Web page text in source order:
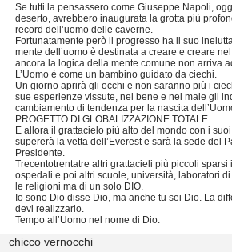
Se tutti la pensassero come Giuseppe Napoli,
deserto, avrebbero inaugurata la grotta più
record dell’uomo delle caverne.
Fortunatamente però il progresso ha il suo
mente dell’uomo è destinata a creare e creare
ancora la logica della mente comune non arriva
L’Uomo è come un bambino guidato da ciechi.
Un giorno aprirà gli occhi e non saranno più i
sue esperienze vissute, nel bene e nel male gli
cambiamento di tendenza per la nascita
PROGETTO DI GLOBALIZZAZIONE TOTALE.
E allora il grattacielo più alto del mondo con i
supererà la vetta dell’Everest e sarà la sede del
Presidente.
Trecentotrentatre altri grattacieli più piccoli
ospedali e poi altri scuole, università, laboratori di
le religioni ma di un solo DIO.
Io sono Dio disse Dio, ma anche tu sei Dio. La
devi realizzarlo.
Tempo all’Uomo nel nome di Dio.
chicco vernocchi